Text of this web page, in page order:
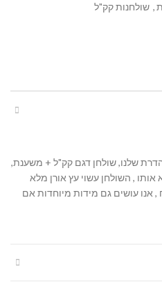
, שולחנות קק"ל
שלנו, שולחן דגם קק"ל + משענת,
, השולחן עשוי עץ אורן מלא
אנו עושים גם מידות מיוחדות אם